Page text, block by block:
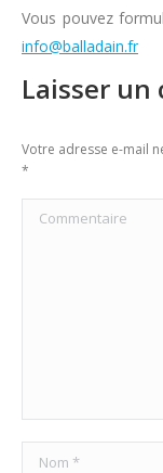
Vous pouvez
info@balladain.fr
Laisser
Votre adresse e-mail
*
Commentaire
Nom *